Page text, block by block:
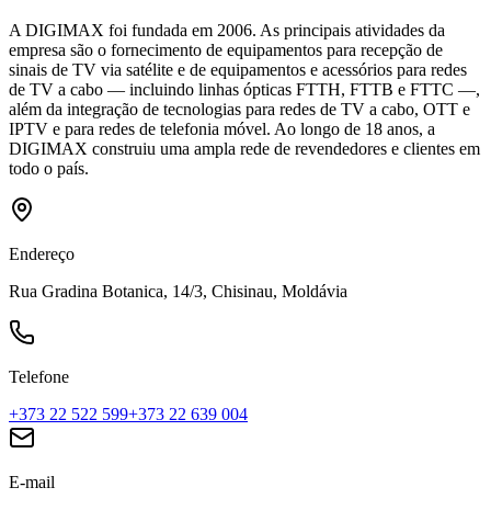
A DIGIMAX foi fundada em 2006. As principais atividades da
empresa são o fornecimento de equipamentos para recepção de
sinais de TV via satélite e de equipamentos e acessórios para redes
de TV a cabo — incluindo linhas ópticas FTTH, FTTB e FTTC —,
além da integração de tecnologias para redes de TV a cabo, OTT e
IPTV e para redes de telefonia móvel. Ao longo de 18 anos, a
DIGIMAX construiu uma ampla rede de revendedores e clientes em
todo o país.
Endereço
Rua Gradina Botanica, 14/3, Chisinau, Moldávia
Telefone
+373 22 522 599+373 22 639 004
E-mail